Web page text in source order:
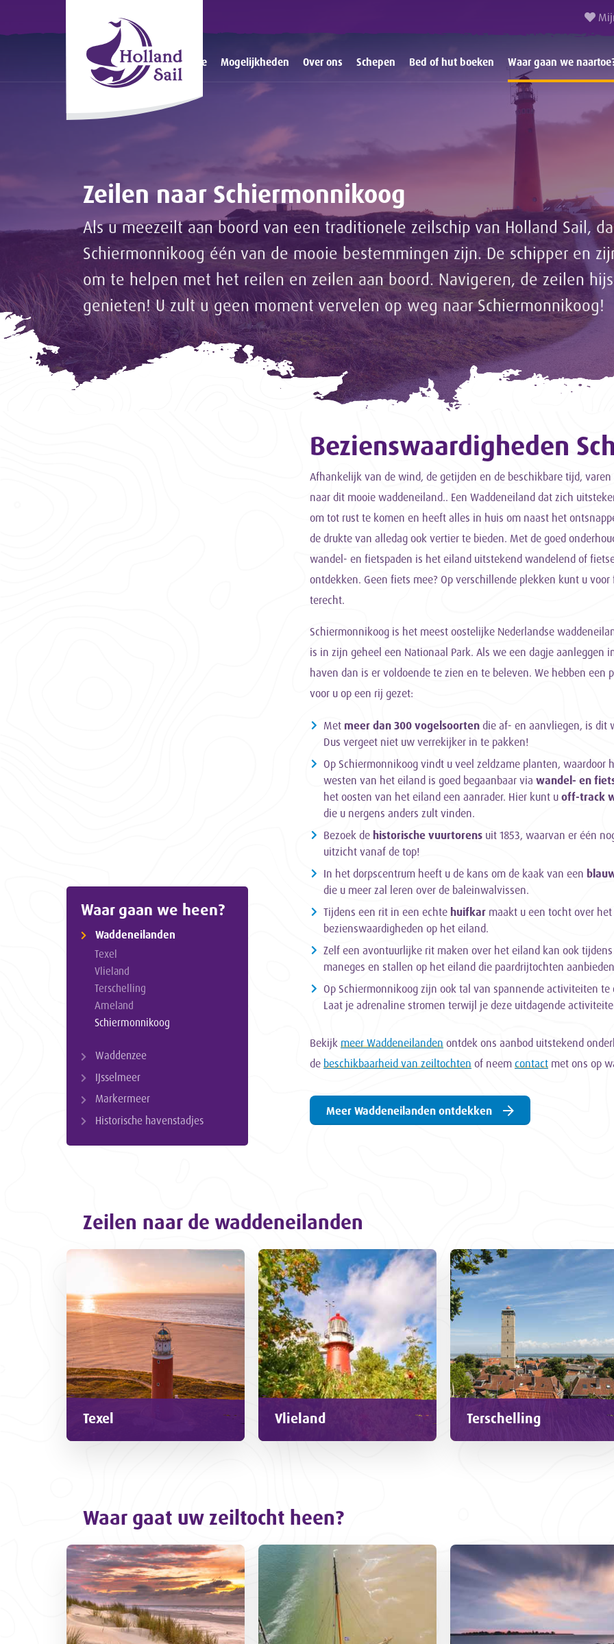
Home Mogelijkheden Over ons Schepen Bed of hut boeken Waar gaan we
Zeilen naar Schiermonnikoog
Als u meezeilt aan boord van een traditionele zeilschip van Holland Sail,
Schiermonnikoog één van de mooie bestemmingen zijn. De schipper en
om te helpen met het reilen en zeilen aan boord. Navigeren, de zeilen
genieten! U zult u geen moment vervelen op weg naar Schiermonnikoog!
Bezienswaardigheden
Afhankelijk van de wind, de getijden en de beschikbare tijd, varen
naar dit mooie waddeneiland.. Een Waddeneiland dat zich
om tot rust te komen en heeft alles in huis om naast het
de drukte van alledag ook vertier te bieden. Met de goed
wandel- en fietspaden is het eiland uitstekend wandelend of
ontdekken. Geen fiets mee? Op verschillende plekken kunt u voor
terecht.
Schiermonnikoog is het meest oostelijke Nederlandse
is in zijn geheel een Nationaal Park. Als we een dagje aanleggen
haven dan is er voldoende te zien en te beleven. We hebben een
voor u op een rij gezet:
Met meer dan 300 vogelsoorten die af- en aanvliegen, is dit
Dus vergeet niet uw verrekijker in te pakken!
Op Schiermonnikoog vindt u veel zeldzame planten,
westen van het eiland is goed begaanbaar via wandel- en
het oosten van het eiland een aanrader. Hier kunt u off-track
die u nergens anders zult vinden.
Bezoek de historische vuurtorens uit 1853, waarvan er één
uitzicht vanaf de top!
In het dorpscentrum heeft u de kans om de kaak van een
die u meer zal leren over de baleinwalvissen.
Tijdens een rit in een echte huifkar maakt u een tocht over
bezienswaardigheden op het eiland.
Zelf een avontuurlijke rit maken over het eiland kan ook tijdens
maneges en stallen op het eiland die paardrijtochten
Op Schiermonnikoog zijn ook tal van spannende activiteiten te
Laat je adrenaline stromen terwijl je deze uitdagende
Bekijk meer Waddeneilanden ontdek ons aanbod uitstekend
de beschikbaarheid van zeiltochten of neem contact met ons op
Meer Waddeneilanden ontdekken
Waar gaan we heen?
Waddeneilanden
Texel
Vlieland
Terschelling
Ameland
Schiermonnikoog
Waddenzee
IJsselmeer
Markermeer
Historische havenstadjes
Zeilen naar de waddeneilanden
Texel Vlieland Terschelling
Waar gaat uw zeiltocht heen?